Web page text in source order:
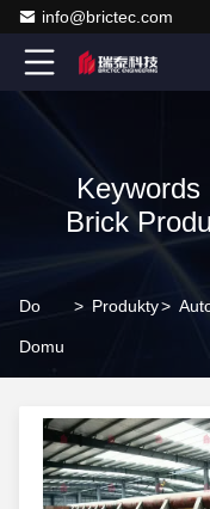
info@brictec.com
Brick
Do
Domu
> Produkty>